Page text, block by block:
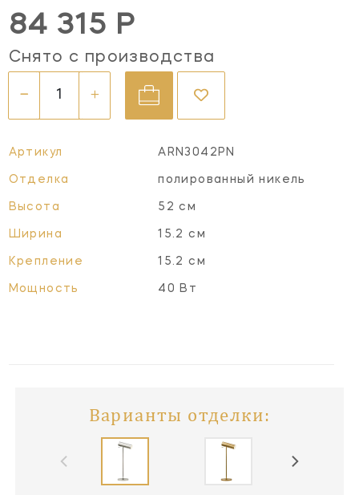
84 315 Р
Снято с производства
Артикул ARN3042PN
Отделка полированный никель
Высота 52 см
Ширина 15.2 см
Крепление 15.2 см
Мощность 40 Вт
Варианты отделки: